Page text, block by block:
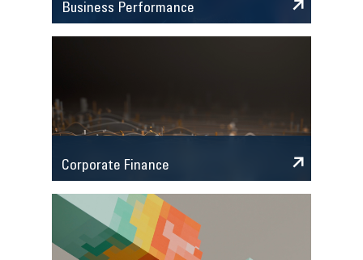
Business Performance
Corporate Finance